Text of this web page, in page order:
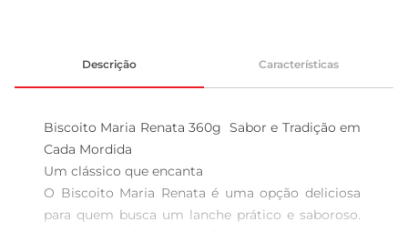
Descrição Características
Biscoito Maria Renata 360g  Sabor e Tradição em
Cada Mordida
Um clássico que encanta
O Biscoito Maria Renata é uma opção deliciosa
para quem busca um lanche prático e saboroso.